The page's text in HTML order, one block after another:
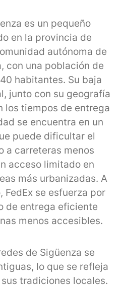
es un pequeño
en la provincia de
autónoma de
con una población de
habitantes. Su baja
junto con su geografía
los tiempos de entrega
se encuentra en un
puede dificultar el
a carreteras menos
acceso limitado en
más urbanizadas. A
FedEx se esfuerza por
de entrega eficiente
menos accesibles.
de Sigüenza se
lo que se refleja
tradiciones locales.